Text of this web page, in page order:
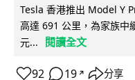
Tesla 香港推出 Model Y
高達 691 公里，為家族中
元...
閱讀全文
92 19 ↗ 分享